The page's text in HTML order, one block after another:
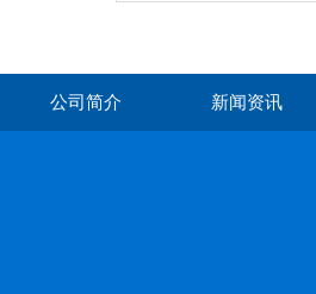
公司简介 新闻资讯